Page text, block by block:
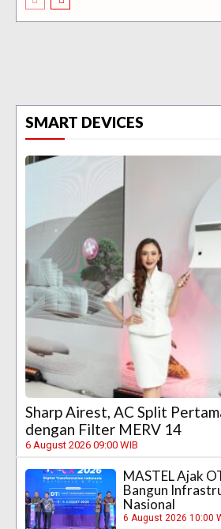
SMART DEVICES
Sharp Airest, AC Split
dengan Filter MERV 14
6 August 2026 09:00 WIB
MASTEL Ajak
Bangun
Nasional
6 August 2026 10:00